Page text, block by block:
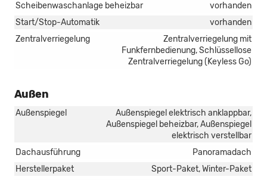
Scheibenwaschanlage beheizbar
vorhanden
Start/Stop-Automatik
vorhanden
Zentralverriegelung
Zentralverriegelung mit
Funkfernbedienung, Schlüssellose
Zentralverriegelung (Keyless Go)
Außen
Außenspiegel
Außenspiegel elektrisch anklappbar,
Außenspiegel beheizbar, Außenspiegel
elektrisch verstellbar
Dachausführung
Panoramadach
Herstellerpaket
Sport-Paket, Winter-Paket